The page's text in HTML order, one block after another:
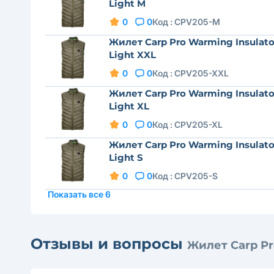
Light M
0 0Код : CPV205-M
Жилет Carp Pro Warming
Light XXL
0 0Код : CPV205-XXL
Жилет Carp Pro Warming
Light XL
0 0Код : CPV205-XL
Жилет Carp Pro Warming
Light S
0 0Код : CPV205-S
Показать все 6
Отзывы и вопросы Жилет Carp